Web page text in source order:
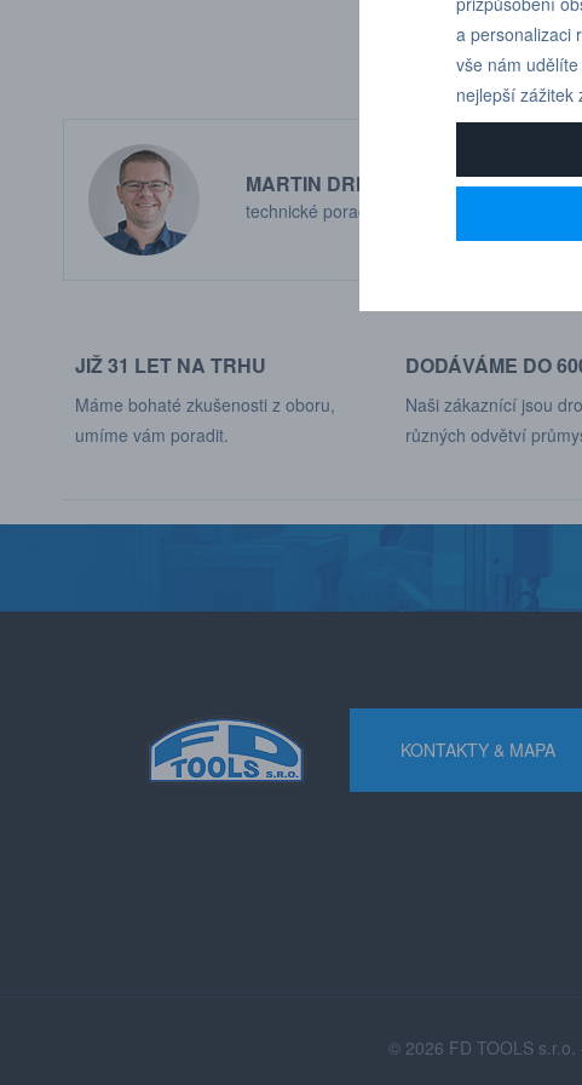
MARTIN DRHOLEC
technické poradenství
JIŽ 31 LET NA TRHU
Máme bohaté zkušenosti z oboru,
umíme vám poradit.
DODÁVÁME DO
Naši zákaznící jsou
různých odvětví
KONTAKTY & MAPA
© 2026 FD TOOLS
a personalizaci
vše nám
nejlepší zážitek